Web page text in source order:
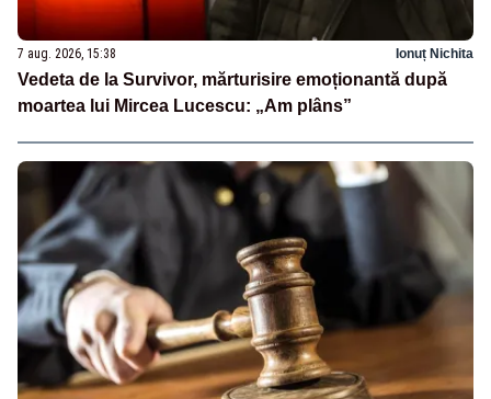
7 aug. 2026, 15:38 Ionuț Nichita
Vedeta de la Survivor, mărturisire emoționantă după
moartea lui Mircea Lucescu: „Am plâns”